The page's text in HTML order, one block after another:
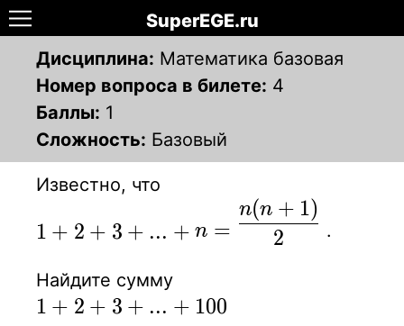
SuperEGE.ru
Дисциплина: Математика базовая
Номер вопроса в билете: 4
Баллы: 1
Сложность: Базовый
Известно, что
1+2+3+...+n=
2}
1 + 2 + 3 + ... + n = 2
n(n + 1)
.
Найдите сумму
1+2+3+...+100
1 + 2 + 3 + ... + 100